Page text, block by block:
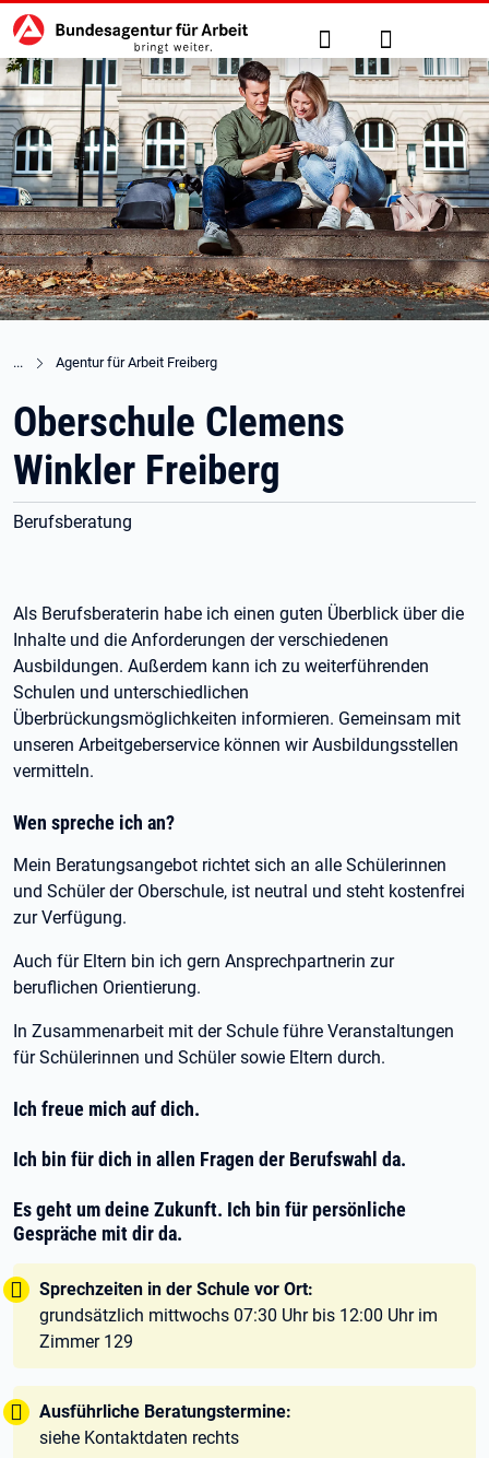
zu den Hauptinhalten springen
Hauptnavigation Suche Anmelden
Agentur für Arbeit Freiberg
Oberschule Clemens
Winkler Freiberg
Berufsberatung
Als Berufsberaterin habe ich einen guten Überblick über die
Inhalte und die Anforderungen der verschiedenen
Ausbildungen. Außerdem kann ich zu weiterführenden
Schulen und unterschiedlichen
Überbrückungsmöglichkeiten informieren. Gemeinsam mit
unseren Arbeitgeberservice können wir Ausbildungsstellen
vermitteln.
Wen spreche ich an?
Mein Beratungsangebot richtet sich an alle Schülerinnen
und Schüler der Oberschule, ist neutral und steht kostenfrei
zur Verfügung.
Auch für Eltern bin ich gern Ansprechpartnerin zur
beruflichen Orientierung.
In Zusammenarbeit mit der Schule führe Veranstaltungen
für Schülerinnen und Schüler sowie Eltern durch.
Ich freue mich auf dich.
Ich bin für dich in allen Fragen der Berufswahl da.
Es geht um deine Zukunft. Ich bin für persönliche
Gespräche mit dir da.
Tipp:
Sprechzeiten in der Schule vor Ort:
grundsätzlich mittwochs 07:30 Uhr bis 12:00 Uhr im
Zimmer 129
Tipp:
Ausführliche Beratungstermine:
siehe Kontaktdaten rechts